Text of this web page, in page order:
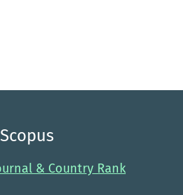
Scopus